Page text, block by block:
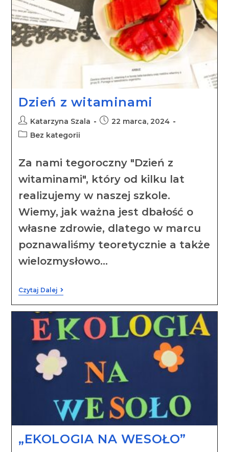
Dzień z witaminami
Katarzyna Szala
22 marca, 2024
Bez kategorii
Za nami tegoroczny "Dzień z
witaminami", który od kilku lat
realizujemy w naszej szkole.
Wiemy, jak ważna jest dbałość o
własne zdrowie, dlatego w marcu
poznawaliśmy teoretycznie a także
wielozmysłowo…
Czytaj Dalej
„EKOLOGIA NA WESOŁO”